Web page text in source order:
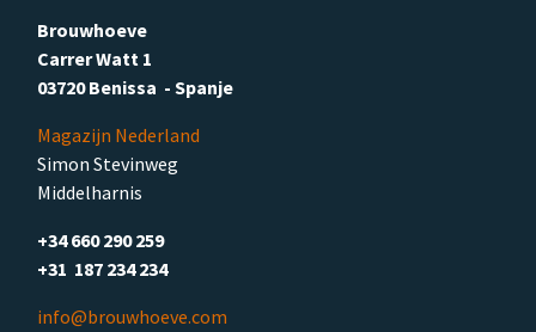
Brouwhoeve
Carrer Watt 1
03720 Benissa - Spanje
Magazijn Nederland
Simon Stevinweg
Middelharnis
+34 660 290 259
+31 187 234 234
info@brouwhoeve.com